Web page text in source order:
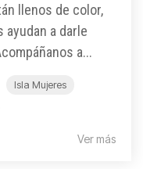
llenos de color,
ayudan a darle
a...
Isla Mujeres
Ver más